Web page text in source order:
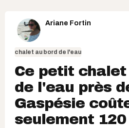
Ariane Fortin
chalet au bord de l'eau
Ce petit
de l'eau près
Gaspésie
seulement 120